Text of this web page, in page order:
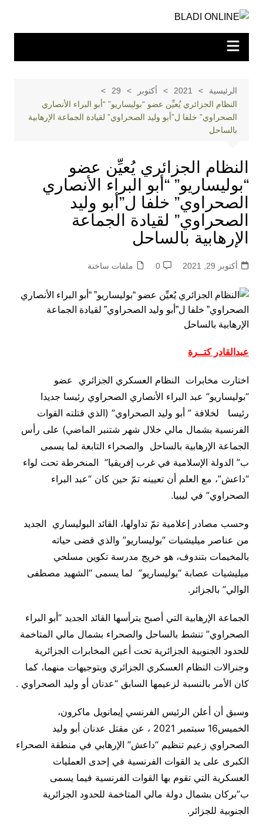
المحتوى
الرئيسية 2021 أكتوبر
29
النظام الجزائري يُعيِّن عضو “بوليساريو” “أبو البراء الأنصاري
الصحراوي” خلفا ل”أبو وليد الصحراوي” لقيادة الجماعة الإرهابية
بالساحل
النظام الجزائري يُعيِّن عضو
“بوليساريو” “أبو البراء الأنصاري
الصحراوي” خلفا ل”أبو وليد
الصحراوي” لقيادة الجماعة
الإرهابية بالساحل
أكتوبر 29, 2021 0 ملفات ساخنة
عبدالقادر كتــرة
اختارت مخابرات النظام العسكري الجزائري عضو
“بوليساريو” عبد البراء الأنصاري الصحراوي رئيسا جديدا
رئيسا لخلافة ” أبو وليد الصحراوي” (الذي قتلته القوات
الفرنسية بشمال مالي خلال شهر شتنبر الماضي) على رأس
الجماعة الإرهابية بالساحل والصحراء التابعة لما يسمى
ب” الدولة الإسلامية في غرب إفريقيا” المنخرطة تحت لواء
“داعش”، مع العلم أن تعيينه تمّ حين كان “عبد البراء
الصحراوي” في ليبيا.
وحسب مصادر إعلامية تمّ تداولها، القائد البوليساري الجديد
من عناصر ميليشيات “بوليساريو” والذي قضى حياته
بالمخيمات بتندوف، هو خريج مدرسة تكوين مسلحي
ميليشيات عصابة “بوليساريو” لما يسمى “الشهيد مصطفى
الوالي” بالجزائر.
الجماعة الإرهابية التي أصبح يترأسها القائد الجديد “أبو البراء
الصحراوي” تنشط بالساحل والصحراء بشمال مالي المتاخمة
للحدود الجنوبية الجزائرية تحت أعين المخابرات الجزائرية
وجنرالات النظام العسكري الجزائري وبتوجيهات منهما، كما
كان الأمر بالنسبة لزعيمها السابق “عدنان أو وليد الصحراوي .
وسبق أن أعلن الرئيس الفرنسي إيمانويل ماكرون،
الخميس16 سبتمبر 2021 ، عن مقتل عدنان أبو وليد
الصحراوي زعيم تنظيم “داعش” الإرهابي في منطقة الصحراء
الكبرى على يد القوات الفرنسية في إحدى العمليات
العسكرية التي تقوم بها القوات الفرنسية فيما يسمى
ب”بركان بشمال دولة مالي المتاخمة للحدود الجزائرية
الجنوبية للجزائر.